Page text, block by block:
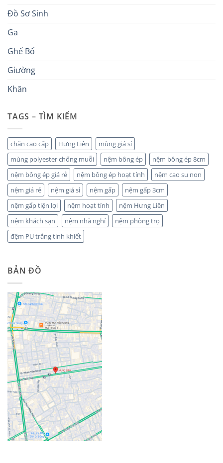
Đồ Sơ Sinh
Ga
Ghế Bố
Giường
Khăn
TAGS – TÌM KIẾM
chăn cao cấp Hưng Liên
mùng giá sỉ
mùng polyester chống muỗi
nệm bông ép
nệm bông ép 8cm
nệm bông ép giá rẻ
nệm bông ép hoạt tính
nệm cao su non
nệm giá rẻ
nệm giá sỉ nệm gấp
nệm gấp 3cm
nệm gấp tiện lợi
nệm hoạt tính
nệm Hưng Liên
nệm khách sạn
nệm nhà nghỉ
nệm phòng trọ
đệm PU trắng tinh khiết
BẢN ĐỒ